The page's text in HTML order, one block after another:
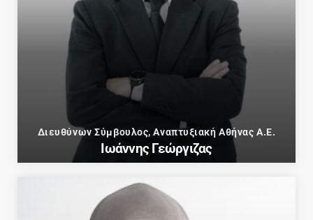
Διευθύνων Σύμβουλος, Αναπτυξιακή Αθήνας Α.Ε.
Ιωάννης Γεώργιζας